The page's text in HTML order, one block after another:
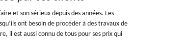
et son sérieux depuis des années. Les
ont besoin de procéder à des travaux de
il est aussi connu de tous pour ses prix qui